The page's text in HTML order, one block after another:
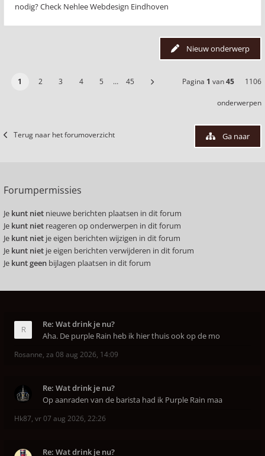
nodig? Check Nehlee Webdesign Eindhoven
Nieuw onderwerp
1 2 3 4 5 … 45 Pagina 1 van45 1106
onderwerpen
Terug naar het forumoverzicht Ga naar
Forumpermissies
Je kunt niet nieuwe berichten plaatsen in dit forum
Je kunt niet reageren op onderwerpen in dit forum
Je kunt niet je eigen berichten wijzigen in dit forum
Je kunt niet je eigen berichten verwijderen in dit forum
Je kunt geen bijlagen plaatsen in dit forum
Re: Wat drink je nu?
Aha. De purple Rain heb ik hier thuis ook op de mo
Rosanne, za 08 aug 2026, 14:09
Re: Wat drink je nu?
Op aanraden van de barista had ik Purple Rain maa
Hk87, vr 07 aug 2026, 22:26
Re: Wat drink je nu?